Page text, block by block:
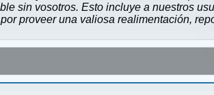
sin vosotros. Esto incluye a nuestros
proveer una valiosa realimentación,